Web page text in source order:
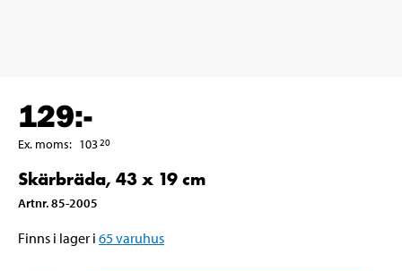
129:-
Ex. moms: 10320
Skärbräda, 43 x 19 cm
Artnr.85-2005
Finns i lager i 65varuhus